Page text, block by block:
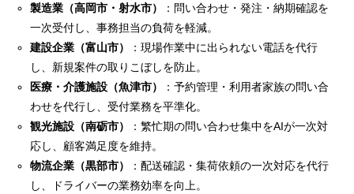
製造業（高岡市・射水市）
：問い合わせ・発注・納期確認を
一次受付し、事務担当の負荷を軽減。
建設企業（富山市）
：現場作業中に出られない電話を代行
し、新規案件の取りこぼしを防止。
医療・介護施設（魚津市）
：予約管理・利用者家族の問い合
わせを代行し、受付業務を平準化。
観光施設（南砺市）
：繁忙期の問い合わせ集中をAIが一次対
応し、顧客満足度を維持。
物流企業（黒部市）
：配送確認・集荷依頼の一次対応を代行
し、ドライバーの業務効率を向上。